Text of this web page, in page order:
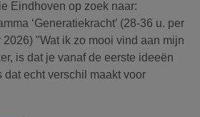
Eindhoven op zoek naar:
‘Generatiekracht’ (28-36 u. per
"Wat ik zo mooi vind aan mijn
is dat je vanaf de eerste ideeën
dat echt verschil maakt voor